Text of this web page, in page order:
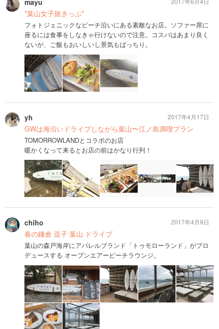
mayu
*葉山女子旅きっぷ*
フォトジェニックなビーチ沿いにある素敵なお店。ソファー席に
座るには食事をしなきゃ行けないので注意。コスパはあまり良く
ないが、ご飯もおいしいし景気もばっちり。
yh
GWは海沿いドライブしながら葉山〜江ノ島満喫プラン
TOMORROWLANDとコラボのお店
暖かくなって来るとお店の前はかなり行列！
2017年4月17日
chiho
春の鎌倉 逗子 葉山 ドライブ
葉山の森戸海岸にアパレルブランド「トゥモローランド」がプロ
デュースする オープンエアービーチラウンジ。
2017年4月9日